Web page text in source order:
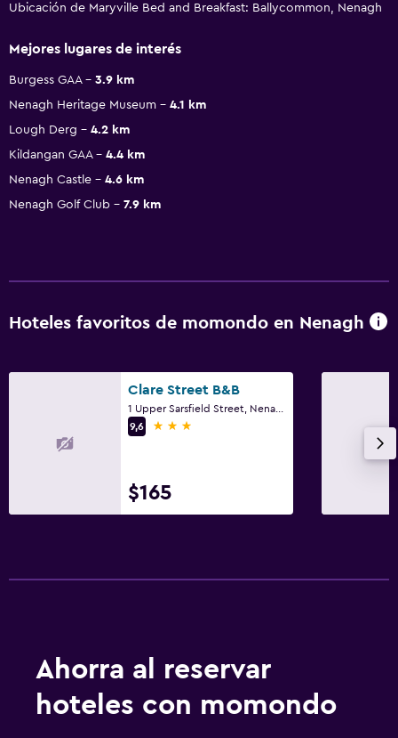
Ubicación de Maryville Bed and Breakfast: Ballycommon, Nenagh
Mejores lugares de interés
Burgess GAA
3.9 km
Nenagh Heritage Museum
4.1 km
Lough Derg
4.2 km
Kildangan GAA
4.4 km
Nenagh Castle
4.6 km
Nenagh Golf Club
7.9 km
Hoteles favoritos de momondo en Nenagh
Clare Street B&B
9,6
3 estrellas
$165
Ahorra al reservar
hoteles con momondo